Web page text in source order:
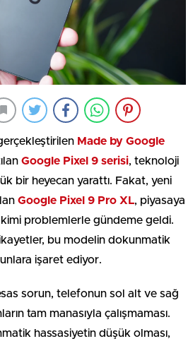
Made by Google
Google Pixel 9 serisi, teknoloji
bir heyecan yarattı. Fakat, yeni
Google Pixel 9 Pro XL, piyasaya
problemlerle gündeme geldi.
bu modelin dokunmatik
işaret ediyor.
esas sorun, telefonun sol alt ve sağ
tam manasıyla çalışmaması.
hassasiyetin düşük olması,